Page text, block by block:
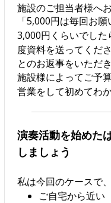
施設のご担当者様へ
「5,000円は毎回お
3,000円くらいでし
度資料を送ってくださ
とのお返事をいただき
施設様によってご予
営業をして初めてわ
演奏活動を始めた
しましょう
私は今回のケースで、
ご自宅から近い